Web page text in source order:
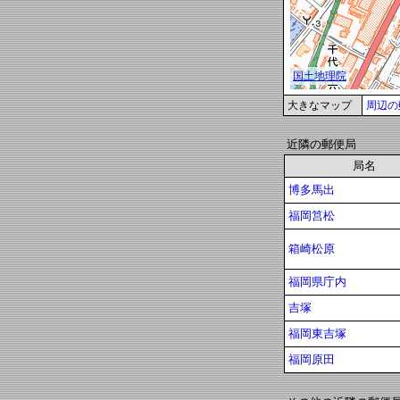
大きなマップ 周辺
近隣の郵便局
局名
博多馬出
福岡筥松
箱崎松原
福岡県庁内
吉塚
福岡東吉塚
福岡原田